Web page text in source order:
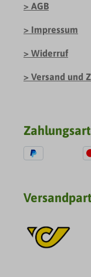
AGB
Impressum
Widerruf
Versand und